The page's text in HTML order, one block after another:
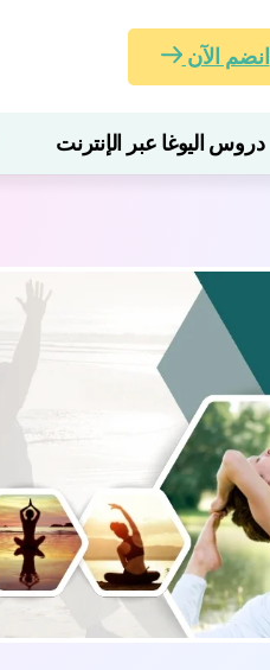
انضم الآن
دروس اليوغا عبر الإنترنت